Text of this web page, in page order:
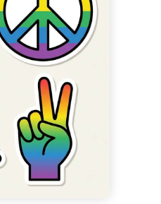
100 %
Gratis→